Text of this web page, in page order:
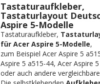
Tastaturaufkleber,
Tastaturlayout
Aspire 5-Modelle
Tastaturaufkleber,
für Acer Aspire 5-Modelle,
zum Beispiel Acer Aspire 5
Aspire 5 a515-44, Acer Aspire
oder auch andere